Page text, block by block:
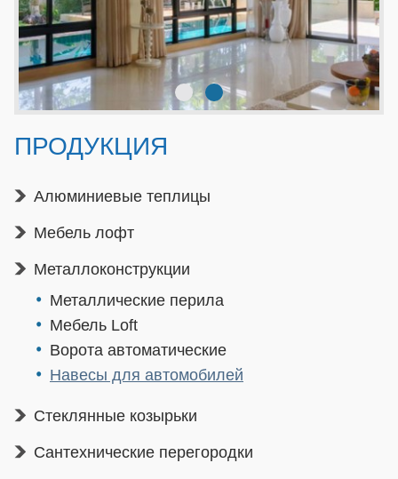
ПРОДУКЦИЯ
Алюминиевые теплицы
Мебель лофт
Металлоконструкции
Металлические перила
Мебель Loft
Ворота автоматические
Навесы для автомобилей
Стеклянные козырьки
Сантехнические перегородки